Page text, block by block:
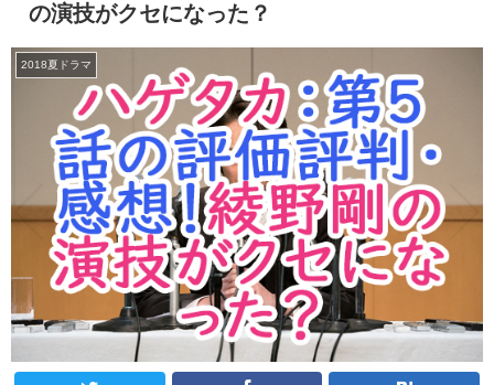
の演技がクセになった？
2018夏ドラマ